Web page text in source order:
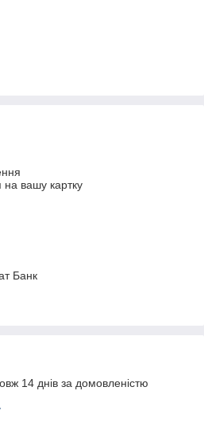
на вашу картку
Банк
14 днів за домовленістю